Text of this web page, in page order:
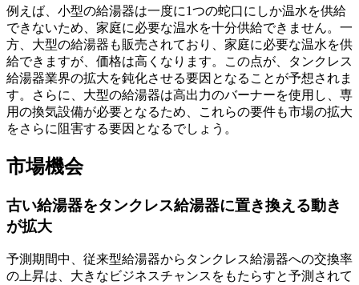
例えば、小型の給湯器は一度に1つの蛇口にしか温水を供給
できないため、家庭に必要な温水を十分供給できません。一
方、大型の給湯器も販売されており、家庭に必要な温水を供
給できますが、価格は高くなります。この点が、タンクレス
給湯器業界の拡大を鈍化させる要因となることが予想されま
す。さらに、大型の給湯器は高出力のバーナーを使用し、専
用の換気設備が必要となるため、これらの要件も市場の拡大
をさらに阻害する要因となるでしょう。
市場機会
古い給湯器をタンクレス給湯器に置き換える動き
が拡大
予測期間中、従来型給湯器からタンクレス給湯器への交換率
の上昇は、大きなビジネスチャンスをもたらすと予測されて